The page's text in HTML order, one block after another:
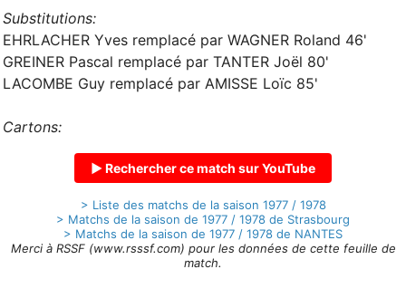
Substitutions:
EHRLACHER Yves remplacé par WAGNER Roland 46'
GREINER Pascal remplacé par TANTER Joël 80'
LACOMBE Guy remplacé par AMISSE Loïc 85'
Cartons:
▶ Rechercher ce match sur YouTube
> Liste des matchs de la saison 1977 / 1978
> Matchs de la saison de 1977 / 1978 de Strasbourg
> Matchs de la saison de 1977 / 1978 de NANTES
Merci à RSSF (www.rsssf.com) pour les données de cette feuille de
match.